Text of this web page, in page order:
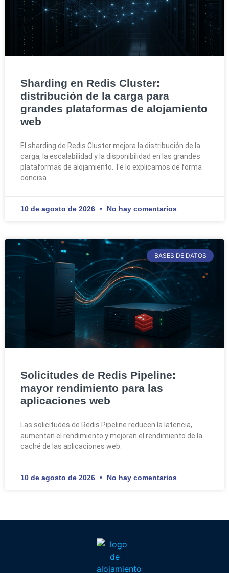
Sharding en Redis Cluster:
distribución de la carga para
grandes plataformas de alojamiento
web
El sharding de Redis Cluster mejora la distribución de la
carga, la escalabilidad y la disponibilidad en las grandes
plataformas de alojamiento. Te lo explicamos de forma
concisa.
10 de agosto de 2026 No hay comentarios
BASES DE DATOS
Solicitudes de Redis Pipeline:
mayor rendimiento para las
aplicaciones web
Las solicitudes de Redis Pipeline reducen la latencia,
aumentan el rendimiento y mejoran el rendimiento de la
caché de las aplicaciones web.
10 de agosto de 2026 No hay comentarios